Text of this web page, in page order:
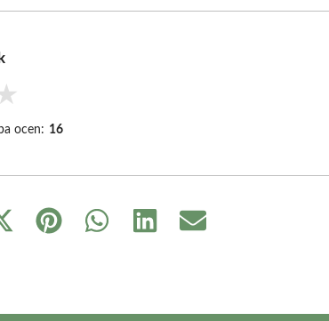
ocen: 16
Share
Share
Share
Share
Share